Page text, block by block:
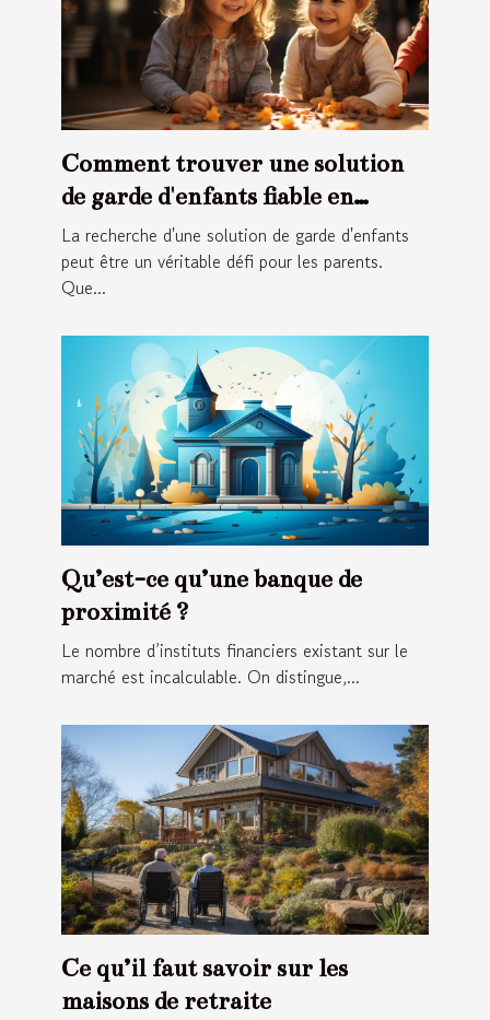
Comment trouver une solution
de garde d'enfants fiable en
France ?
La recherche d'une solution de garde d'enfants
peut être un véritable défi pour les parents.
Que...
Qu’est-ce qu’une banque de
proximité ?
Le nombre d’instituts financiers existant sur le
marché est incalculable. On distingue,...
Ce qu’il faut savoir sur les
maisons de retraite